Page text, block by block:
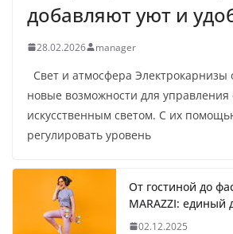
добавляют уют и
28.02.2026 manager
Свет и атмосфера Электрокарнизы
новые возможности для управления
искусственным светом. С их
регулировать уровень
От гостиной до
MARAZZI: единый
02.12.2025